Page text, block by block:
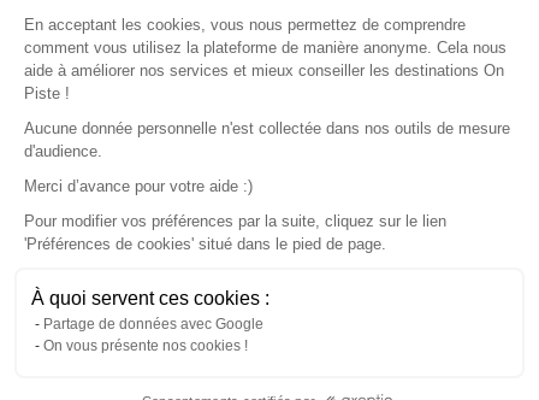
v. 1.45.0
En acceptant les cookies, vous nous permettez de comprendre
comment vous utilisez la plateforme de manière anonyme. Cela nous
aide à améliorer nos services et mieux conseiller les destinations On
Piste !
Aucune donnée personnelle n'est collectée dans nos outils de mesure
d'audience.
Merci d’avance pour votre aide :)
Pour modifier vos préférences par la suite, cliquez sur le lien
'Préférences de cookies' situé dans le pied de page.
À quoi servent ces cookies :
Partage de données avec Google
On vous présente nos cookies !